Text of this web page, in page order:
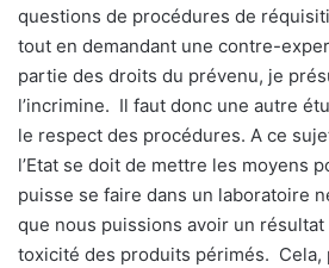
questions de procédures de
tout en demandant une contre-
partie des droits du prévenu, je
l’incrimine. Il faut donc une autre
le respect des procédures. A ce
l’Etat se doit de mettre les moyens
puisse se faire dans un laboratoire
que nous puissions avoir un
toxicité des produits périmés. Cela,